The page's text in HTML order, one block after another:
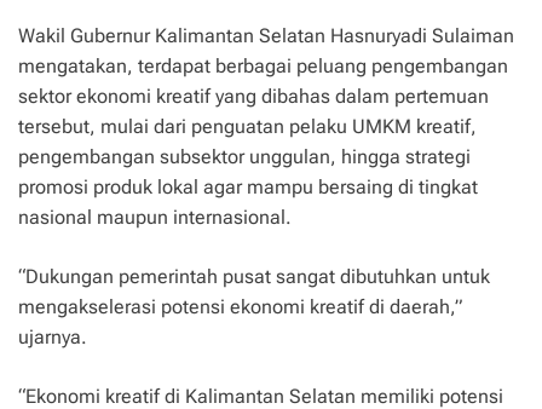
Wakil Gubernur Kalimantan Selatan Hasnuryadi Sulaiman
mengatakan, terdapat berbagai peluang pengembangan
sektor ekonomi kreatif yang dibahas dalam pertemuan
tersebut, mulai dari penguatan pelaku UMKM kreatif,
pengembangan subsektor unggulan, hingga strategi
promosi produk lokal agar mampu bersaing di tingkat
nasional maupun internasional.
“Dukungan pemerintah pusat sangat dibutuhkan untuk
mengakselerasi potensi ekonomi kreatif di daerah,”
ujarnya.
“Ekonomi kreatif di Kalimantan Selatan memiliki potensi